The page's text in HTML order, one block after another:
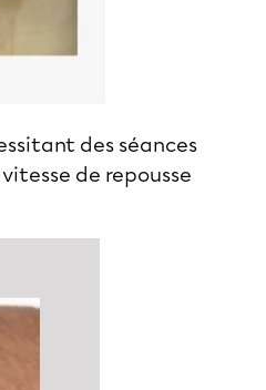
des séances
de repousse